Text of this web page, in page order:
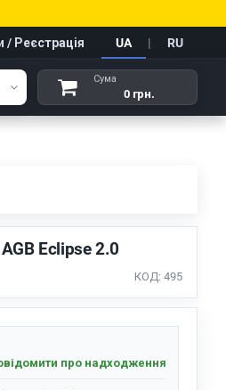
/ Реєстрація UA | RU
Сума
0 грн.
Eclipse 2.0
КОД: 495
про надходження